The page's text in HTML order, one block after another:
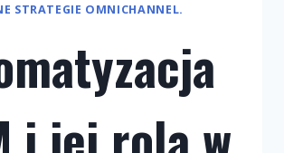
STRATEGIE OMNICHANNEL.